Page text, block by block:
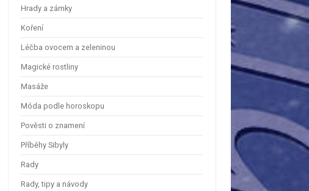
Hrady a zámky
Koření
Léčba ovocem a zeleninou
Magické rostliny
Masáže
Móda podle horoskopu
Pověsti o znamení
Příběhy Sibyly
Rady
Rady, tipy a návody